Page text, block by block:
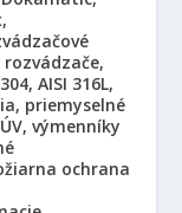
AISI 316L,
priemyselné
výmenníky
ochrana